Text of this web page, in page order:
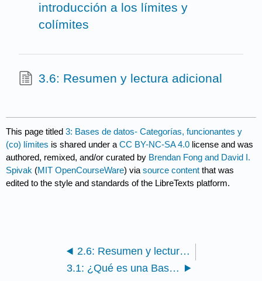
introducción a los límites y
colímites
3.6: Resumen y lectura adicional
This page titled3: Bases de datos- Categorías, funcionantes y
(co) límites is shared under aCC BY-NC-SA 4.0 license and was
authored, remixed, and/or curated by Brendan Fong and David I.
Spivak (MIT OpenCourseWare) viasource content that was
edited to the style and standards of the LibreTexts platform.
2.6: Resumen y lectura adicional
3.1: ¿Qué es una Base de Datos?